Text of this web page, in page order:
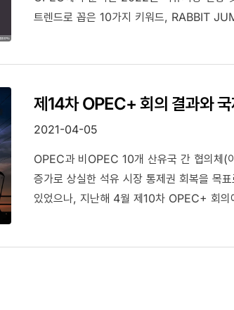
트렌드로 꼽은 10가지 키워드, RABBIT
제14차 OPEC+ 회의 결과와
2021-04-05
OPEC과 비OPEC 10개 산유국 간 협의체(
증가로 상실한 석유 시장 통제권 회복을 목
있었으나, 지난해 4월 제10차 OPEC+ 회